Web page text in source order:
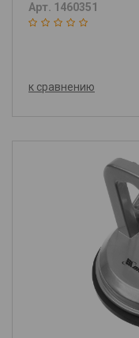
Арт. 1460351
к сравнению